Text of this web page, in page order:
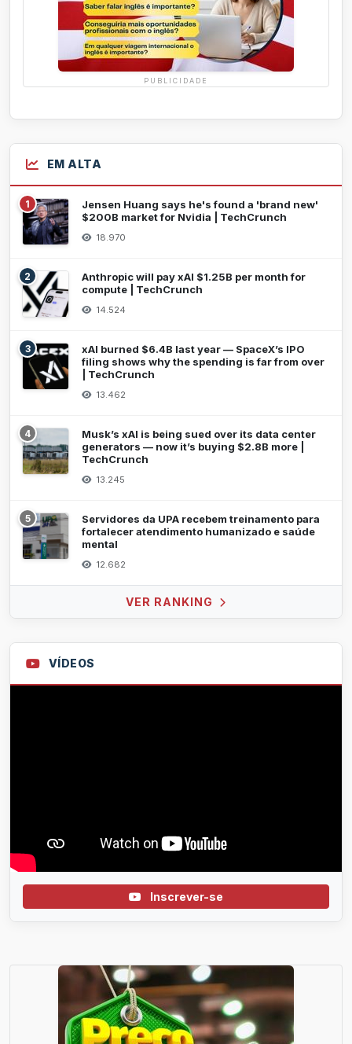
PUBLICIDADE
EM ALTA
1
Jensen Huang says he's found a 'brand new'
$200B market for Nvidia | TechCrunch
18.970
2
Anthropic will pay xAI $1.25B per month for
compute | TechCrunch
14.524
3
xAI burned $6.4B last year — SpaceX’s IPO
filing shows why the spending is far from over
| TechCrunch
13.462
4
Musk’s xAI is being sued over its data center
generators — now it’s buying $2.8B more |
TechCrunch
13.245
5
Servidores da UPA recebem treinamento para
fortalecer atendimento humanizado e saúde
mental
12.682
VER RANKING
VÍDEOS
Inscrever-se